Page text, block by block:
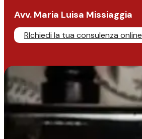
Avv. Maria Luisa Missiaggia
RIchiedi la tua consulenza online